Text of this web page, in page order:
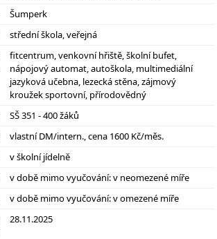
Šumperk
střední škola, veřejná
fitcentrum, venkovní hřiště, školní bufet,
nápojový automat, autoškola, multimediální
jazyková učebna, lezecká stěna, zájmový
kroužek sportovní, přírodovědný
SŠ 351 - 400 žáků
vlastní DM/intern., cena 1600 Kč/měs.
v školní jídelně
v době mimo vyučování: v neomezené míře
v době mimo vyučování: v omezené míře
28.11.2025